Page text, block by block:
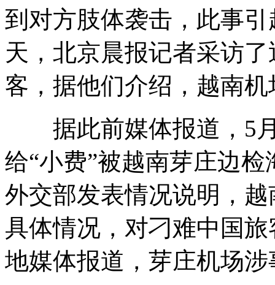
到对方肢体袭击，此事
天，北京晨报记者采访
客，据他们介绍，越南
据此前媒体报道，5月
给“小费”被越南芽庄边
外交部发表情况说明，
具体情况，对刁难中国
地媒体报道，芽庄机场